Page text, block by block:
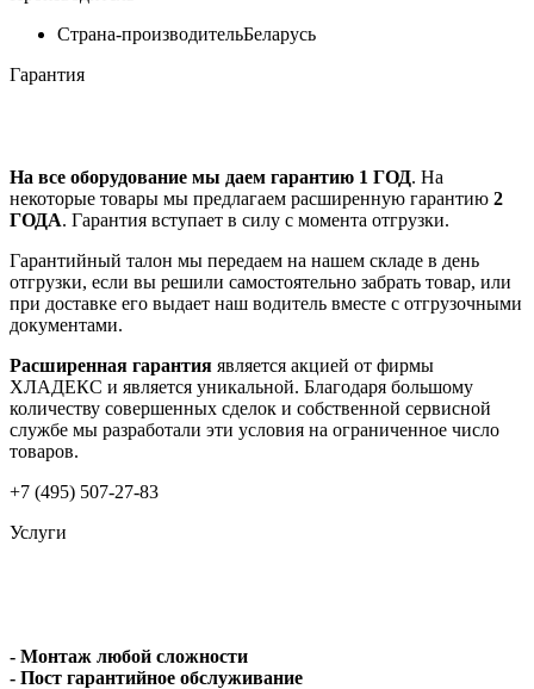
Страна-производительБеларусь
Гарантия
На все оборудование мы даем гарантию 1 ГОД. На
некоторые товары мы предлагаем расширенную гарантию 2
ГОДА. Гарантия вступает в силу с момента отгрузки.
Гарантийный талон мы передаем на нашем складе в день
отгрузки, если вы решили самостоятельно забрать товар, или
при доставке его выдает наш водитель вместе с отгрузочными
документами.
Расширенная гарантия является акцией от фирмы
ХЛАДЕКС и является уникальной. Благодаря большому
количеству совершенных сделок и собственной сервисной
службе мы разработали эти условия на ограниченное число
товаров.
+7 (495) 507-27-83
Услуги
- Монтаж любой сложности
- Пост гарантийное обслуживание